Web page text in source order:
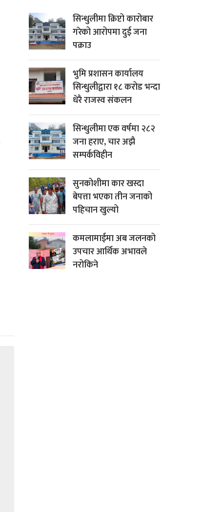
सिन्धुलीमा क्रिप्टो कारोबार
गरेको आरोपमा दुई जना
पक्राउ
भुमि प्रशासन कार्यालय
सिन्धुलीद्वारा १८ करोड भन्दा
धेरै राजस्व संकलन
सिन्धुलीमा एक वर्षमा २८२
जना हराए, चार अझै
सम्पर्कविहीन
सुनकोशीमा कार खस्दा
बेपत्ता भएका तीन जनाको
पहिचान खुल्यो
कमलामाईमा अब जलनको
उपचार आर्थिक अभावले
नरोकिने